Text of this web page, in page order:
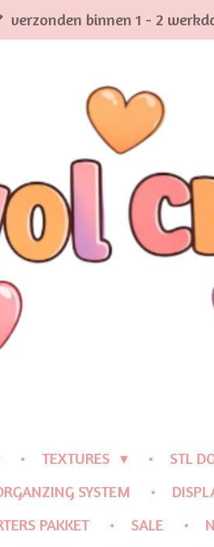
verzonden binnen 1 - 2
TEXTURES STL
SYSTEM
PAKKET SALE